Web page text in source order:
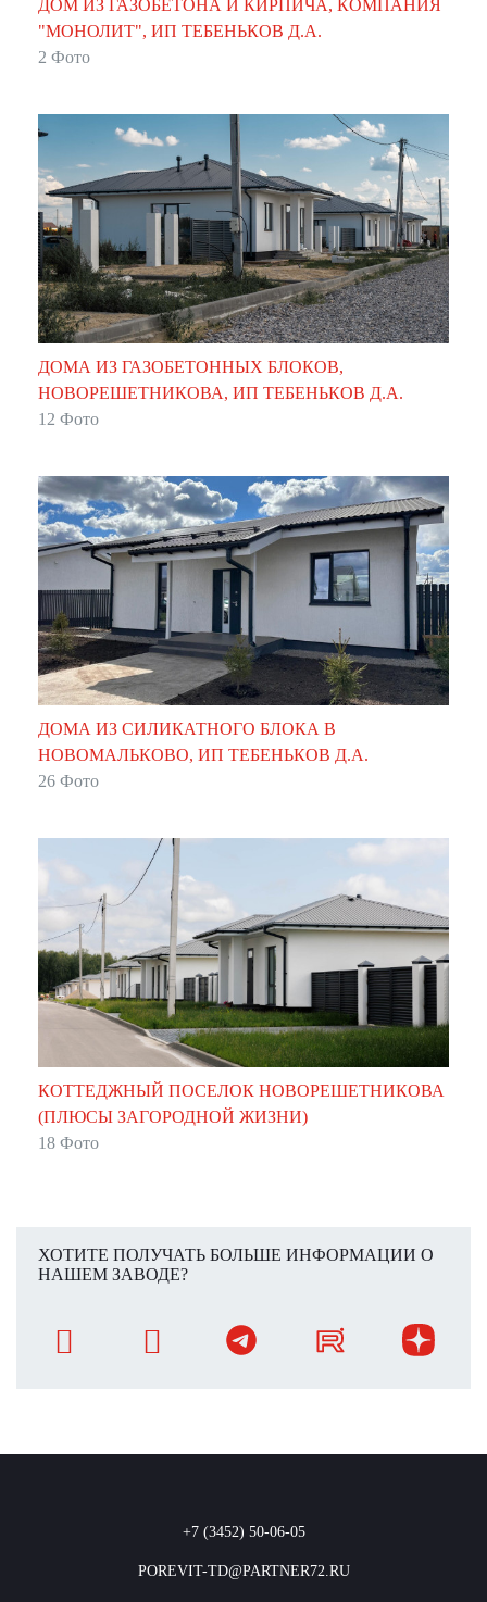
ДОМ ИЗ ГАЗОБЕТОНА И КИРПИЧА, КОМПАНИЯ
"МОНОЛИТ", ИП ТЕБЕНЬКОВ Д.А.
2 Фото
ДОМА ИЗ ГАЗОБЕТОННЫХ БЛОКОВ,
НОВОРЕШЕТНИКОВА, ИП ТЕБЕНЬКОВ Д.А.
12 Фото
ДОМА ИЗ СИЛИКАТНОГО БЛОКА В
НОВОМАЛЬКОВО, ИП ТЕБЕНЬКОВ Д.А.
26 Фото
КОТТЕДЖНЫЙ ПОСЕЛОК НОВОРЕШЕТНИКОВА
(ПЛЮСЫ ЗАГОРОДНОЙ ЖИЗНИ)
18 Фото
ХОТИТЕ ПОЛУЧАТЬ БОЛЬШЕ ИНФОРМАЦИИ О
НАШЕМ ЗАВОДЕ?
+7 (3452) 50-06-05
POREVIT-TD@PARTNER72.RU